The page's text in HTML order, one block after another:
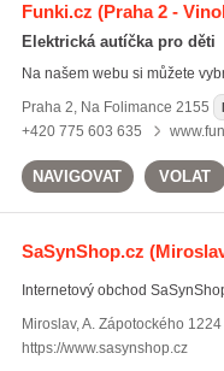
Funki.cz (Praha 2 -
Elektrická autíčka pro děti
Na našem webu si můžete
Praha 2, Na Folimance 2155
+420 775 603 635
NAVIGOVAT VOLAT
SaSynShop.cz
Internetový obchod
Miroslav,A. Zápotockého 1224
https://www.sasynshop.cz